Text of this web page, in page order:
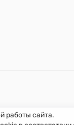
работы сайта.